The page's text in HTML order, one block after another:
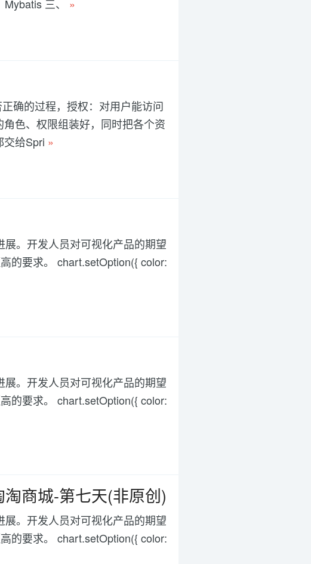
三、 »
确的过程，授权：对用户能访问
色、权限组装好，同时把各个资
交给Spri »
。开发人员对可视化产品的期望
的要求。 chart.setOption({ color:
。开发人员对可视化产品的期望
的要求。 chart.setOption({ color:
商城-第七天(非原创)
。开发人员对可视化产品的期望
的要求。 chart.setOption({ color: